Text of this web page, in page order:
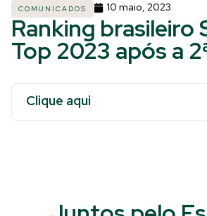
COMUNICADOS 10 maio, 2023
Ranking brasileiro
Top 2023 após a
Clique aqui